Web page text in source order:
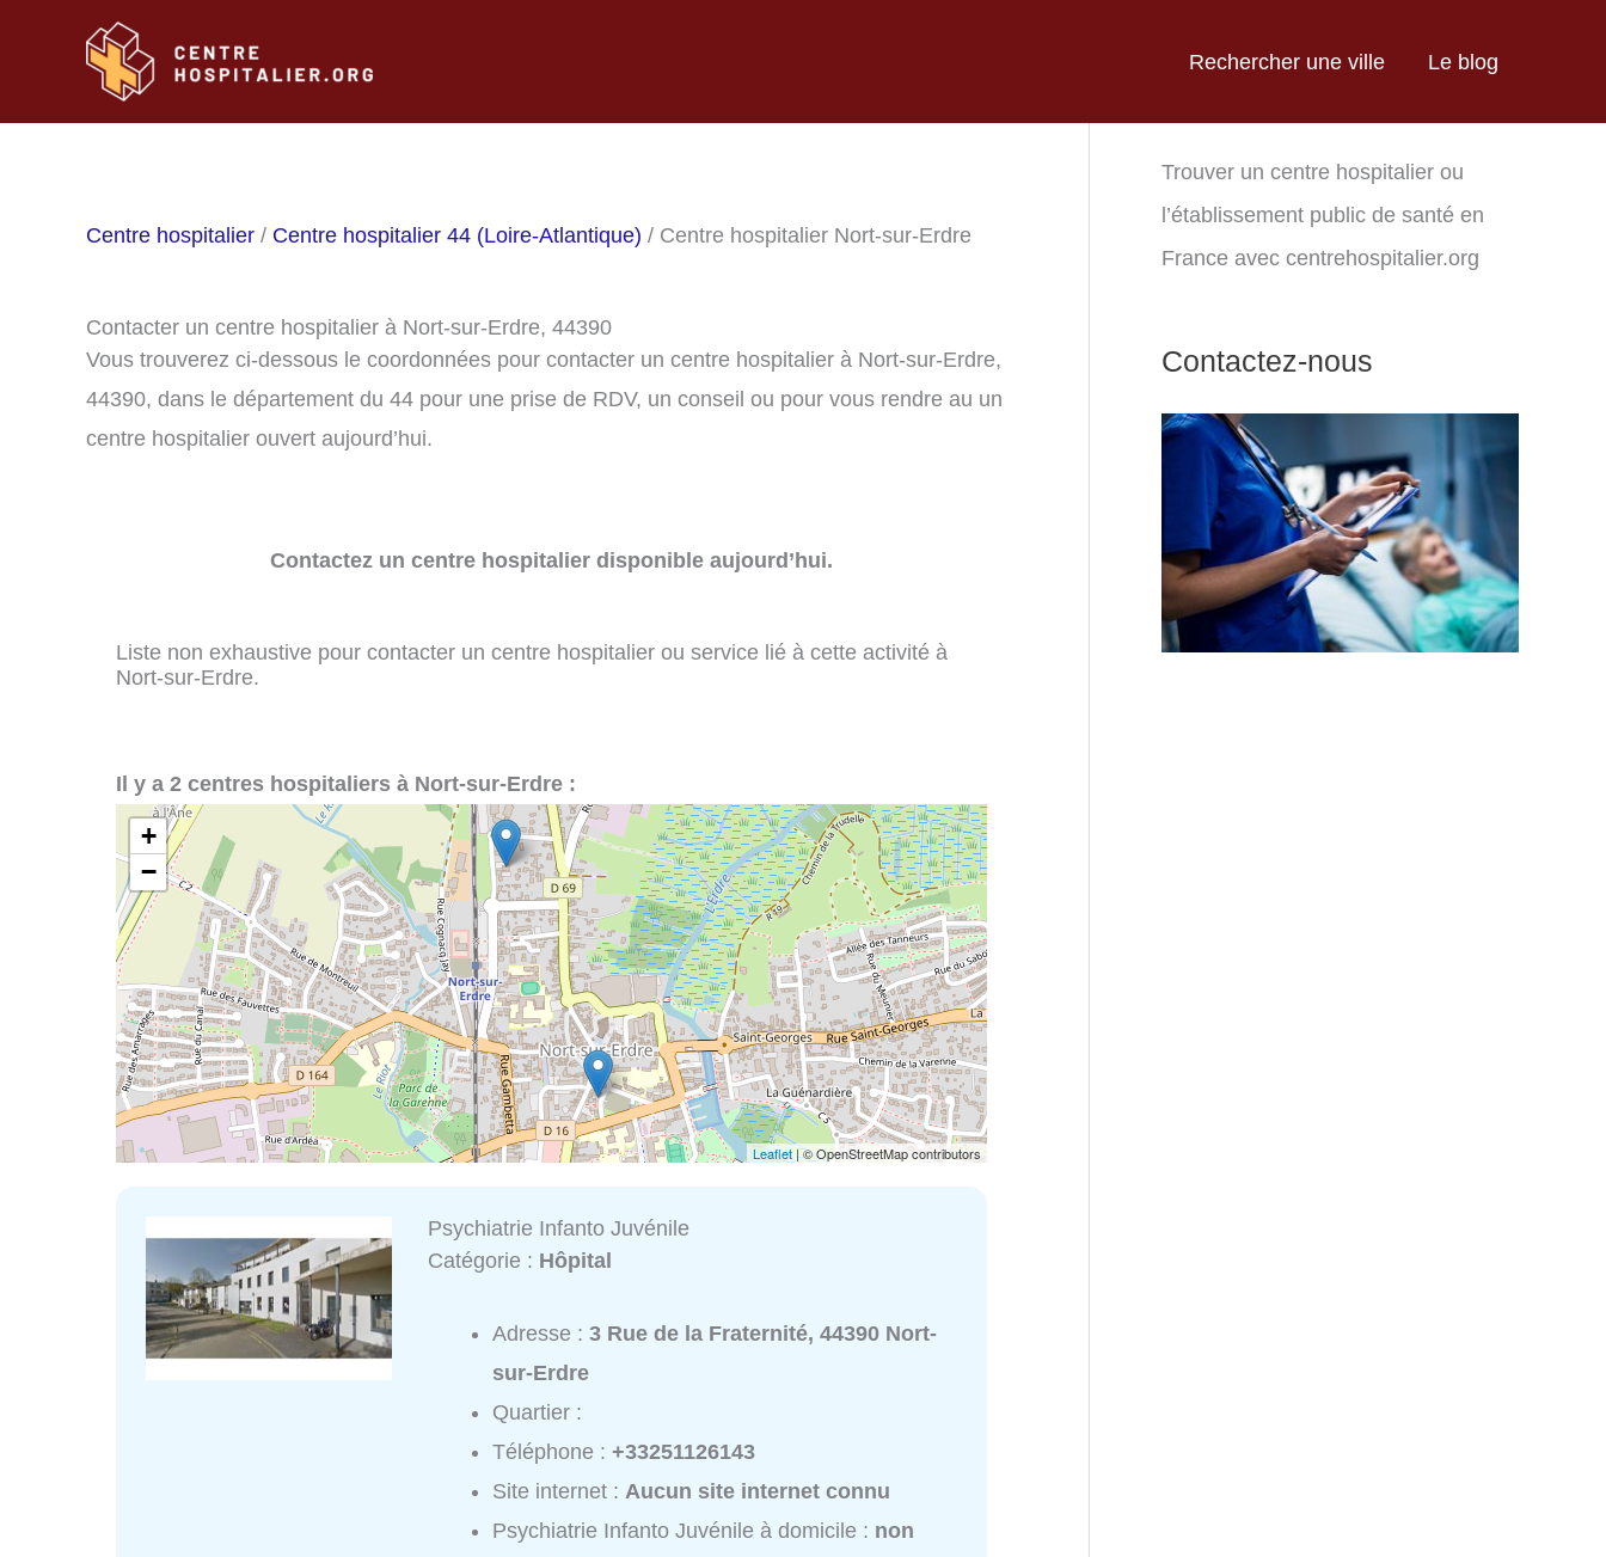
Rechercher une ville Le blog
Centre hospitalier / Centre hospitalier 44 (Loire-Atlantique) / Centre hospitalier Nort-sur-Erdre
Contacter un centre hospitalier à Nort-sur-Erdre, 44390
Vous trouverez ci-dessous le coordonnées pour contacter un centre hospitalier à Nort-sur-Erdre,
44390, dans le département du 44 pour une prise de RDV, un conseil ou pour vous rendre au un
centre hospitalier ouvert aujourd’hui.
Contactez un centre hospitalier disponible aujourd’hui.
Liste non exhaustive pour contacter un centre hospitalier ou service lié à cette activité à
Nort-sur-Erdre.
Il y a 2 centres hospitaliers à Nort-sur-Erdre :
+
−
Leaflet | © OpenStreetMap contributors
Psychiatrie Infanto Juvénile
Catégorie : Hôpital
Adresse :3 Rue de la Fraternité, 44390 Nort-
sur-Erdre
Quartier :
Téléphone :+33251126143
Site internet :Aucun site internet connu
Psychiatrie Infanto Juvénile à domicile : non
Trouver un centre hospitalier ou
l’établissement public de santé en
France avec centrehospitalier.org
Contactez-nous